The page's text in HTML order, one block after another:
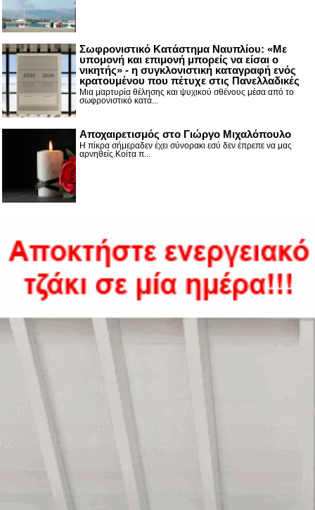
Σωφρονιστικό Κατάστημα Ναυπλίου: «Με
υπομονή και επιμονή μπορείς να είσαι ο
νικητής» - η συγκλονιστική καταγραφή ενός
κρατουμένου που πέτυχε στις Πανελλαδικές
Μια μαρτυρία θέλησης και ψυχικού σθένους μέσα από το
σωφρονιστικό κατά...
Αποχαιρετισμός στο Γιώργο Μιχαλόπουλο
Η πίκρα σήμεραδεν έχει σύνορακι εσύ δεν έπρεπε να μας
αρνηθείς.Κοίτα π...